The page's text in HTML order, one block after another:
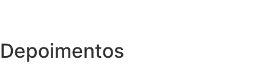
Depoimentos